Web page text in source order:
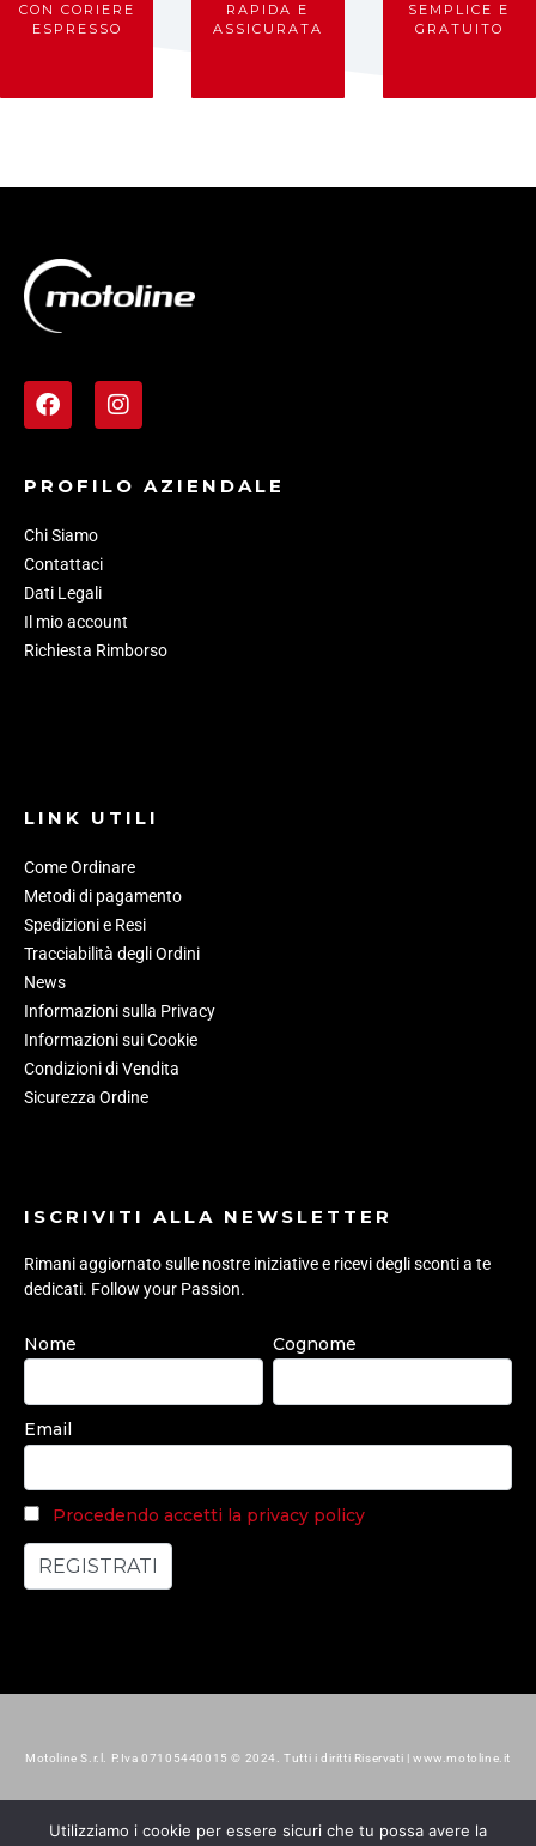
CON CORIERE
ESPRESSO
RAPIDA E
ASSICURATA
SEMPLICE E
GRATUITO
PROFILO AZIENDALE
Chi Siamo
Contattaci
Dati Legali
Il mio account
Richiesta Rimborso
LINK UTILI
Come Ordinare
Metodi di pagamento
Spedizioni e Resi
Tracciabilità degli Ordini
News
Informazioni sulla Privacy
Informazioni sui Cookie
Condizioni di Vendita
Sicurezza Ordine
ISCRIVITI ALLA NEWSLETTER
Rimani aggiornato sulle nostre iniziative e ricevi degli sconti a te
dedicati. Follow your Passion.
Nome Cognome
Email
Procedendo accetti la privacy policy
Motoline S.r.l. P.Iva 07105440015 © 2024. Tutti i diritti Riservati | www.motoline.it
Utilizziamo i cookie per essere sicuri che tu possa avere la